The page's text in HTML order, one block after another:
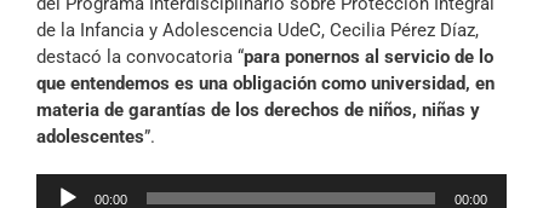
de la Infancia y Adolescencia UdeC, Cecilia Pérez Díaz,
destacó la convocatoria “para ponernos al servicio de lo
que entendemos es una obligación como universidad, en
materia de garantías de los derechos de niños, niñas y
adolescentes”.
Reproductor
00:00 00:00